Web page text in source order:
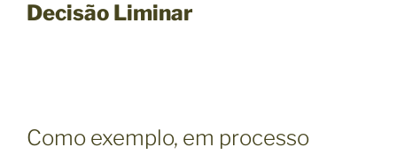
Decisão Liminar
Como exemplo, em processo